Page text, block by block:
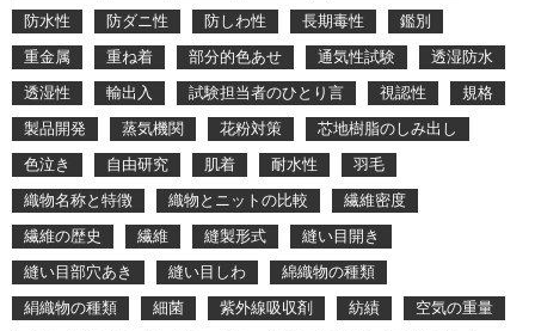
防水性
防ダニ性 防しわ性 長期毒性
鑑別
重金属
重ね着 部分的色あせ 通気性試験
透湿防水
透湿性
輸出入 試験担当者のひとり言 視認性
規格
製品開発
蒸気機関 花粉対策
芯地樹脂のしみ出し
色泣き
自由研究 肌着 耐水性
羽毛
織物名称と特徴
織物とニットの比較
繊維密度
繊維の歴史
繊維 縫製形式
縫い目開き
縫い目部穴あき
縫い目しわ
綿織物の種類
絹織物の種類
細菌 紫外線吸収剤 紡績
空気の重量